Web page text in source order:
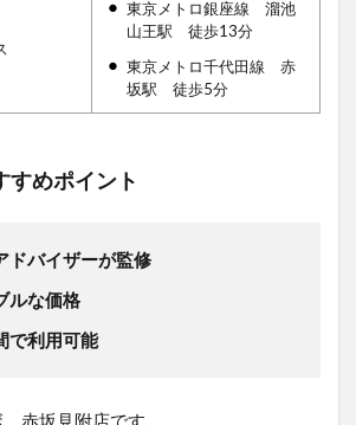
東京メトロ銀座線 溜池
山王駅 徒歩13分
東京メトロ千代田線 赤
坂駅 徒歩5分
すめポイント
ドバイザーが監修
ルな価格
で利用可能
赤坂見附店です。